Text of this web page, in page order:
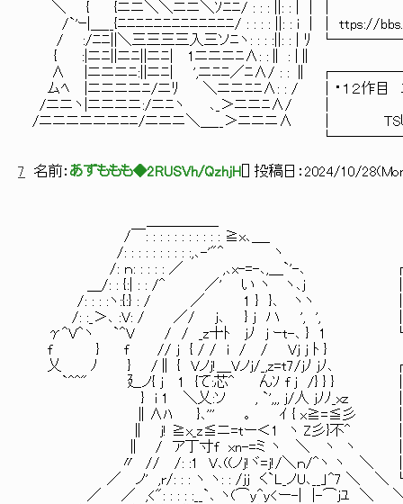
＼ { {ニニ＼＼ニ
/`'ｰ|＿__{ﾆﾆﾆﾆﾆﾆﾆﾆﾆﾆﾆﾆﾆ/ : : : : ||: : i | │ ttps://
/ :/ﾆﾆ||＼三三三三入三ソﾆヽ: : : :||: : |
{ :|ニﾆ||ニﾆ||ニﾆ| 1ニニニﾆ∧: :∥ : |∥
∧ |ニニニﾆ:||ニﾆ| ',ニﾆﾆ／ﾆ∧/ : : ∥
ムﾍ |ニニニニﾆ/ニﾘ ＼ニニﾆﾆ∧: : / │・１２作目 ユウキ
/ニニヽ|ニニニニ:/
/ニニニニニニﾆﾆ/ニニニ＼＿__＞ニニニ∧ │ TS
7 名前： あずももも◆2RUSVh/QzhjH ] 投稿日： 2024/10/
/￣: : : : : : : : : : : ≧x､＿_
/: : : : : : : : : :,､-'"^ ヽ
/: ｎ: : : : : ／ ,､x-=-､,＿`'-､
＿/: : {:| : : /^ ／' い ヽ ヽ､j │・１３作目 ゆりか
/: : : :ヽ:{:} : /
/: :_＞､ :V: / ／/ j､ } j ハ ', ', │ 女装
γ^V^ヽ `^V / / _z十ﾄ jﾉ j ｰt-､ } 1
f } f // j { / / i / / Vj j ﾄ }
乂 ﾉ } /∥ { Vノj!＿Vノj/_,z=t7/jﾉ jﾉ
`^^" 廴ノ{ j 1 {て:芯^ んｿ f j /} } } │・１４作目 【
} i 1 ＼乂:ソ ,
∥∧ﾊ }､''' ｡ ｲ { x≧=≦彡 │罪を改めながら魔
∥ j! ≧x_z≦ニ=t
∥ / ア丁寸f xn-
〃 // /: :1 V､((ノj!ヾ=j!/＼ｎ/^ヽ ヽ ＼
／ ノ' ,r/: : : ヽ ヽ: : /jj く`L_ノU､__」
／ ／ ,<": : : : :__`､ ヽ(⌒y^y<ー-| |-⌒jﾕ ＼